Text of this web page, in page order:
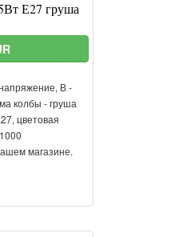
Е27 груша
В -
колбы - груша
цветовая
магазине.